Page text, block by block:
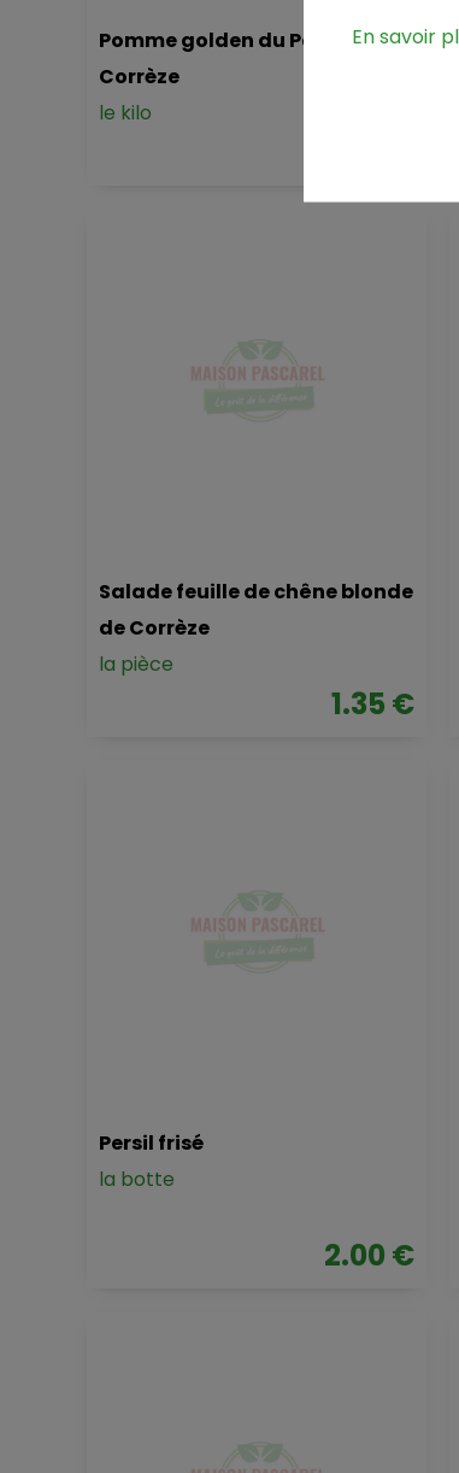
Pomme golden du Pays
Corrèze
le kilo
Salade feuille de chêne blonde
de Corrèze
la pièce
1.35 €
Persil frisé
la botte
2.00 €
En savoir